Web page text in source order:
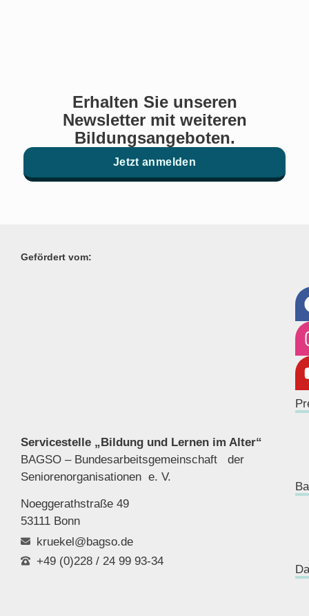
Erhalten Sie unseren
Newsletter mit weiteren
Bildungsangeboten.
Jetzt anmelden
Gefördert vom:
Servicestelle „Bildung und Lernen im Alter“
BAGSO – Bundesarbeitsgemeinschaft der
Seniorenorganisationen e. V.
Noeggerathstraße 49
53111 Bonn
kruekel@bagso.de
+49 (0)228 / 24 99 93-34